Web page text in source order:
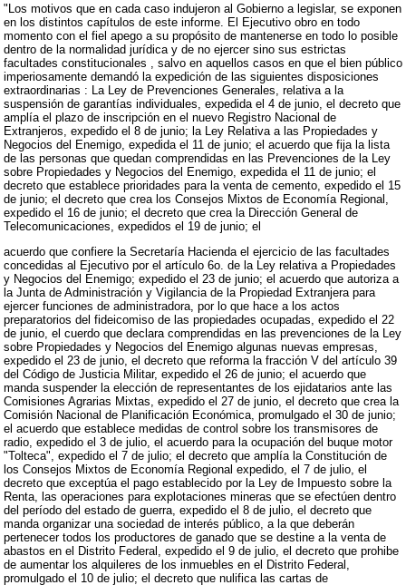
"Los motivos que en cada caso indujeron al Gobierno a legislar, se exponen
en los distintos capítulos de este informe. El Ejecutivo obro en todo
momento con el fiel apego a su propósito de mantenerse en todo lo posible
dentro de la normalidad jurídica y de no ejercer sino sus estrictas
facultades constitucionales , salvo en aquellos casos en que el bien público
imperiosamente demandó la expedición de las siguientes disposiciones
extraordinarias : La Ley de Prevenciones Generales, relativa a la
suspensión de garantías individuales, expedida el 4 de junio, el decreto que
amplía el plazo de inscripción en el nuevo Registro Nacional de
Extranjeros, expedido el 8 de junio; la Ley Relativa a las Propiedades y
Negocios del Enemigo, expedida el 11 de junio; el acuerdo que fija la lista
de las personas que quedan comprendidas en las Prevenciones de la Ley
sobre Propiedades y Negocios del Enemigo, expedida el 11 de junio; el
decreto que establece prioridades para la venta de cemento, expedido el 15
de junio; el decreto que crea los Consejos Mixtos de Economía Regional,
expedido el 16 de junio; el decreto que crea la Dirección General de
Telecomunicaciones, expedidos el 19 de junio; el
acuerdo que confiere la Secretaría Hacienda el ejercicio de las facultades
concedidas al Ejecutivo por el artículo 6o. de la Ley relativa a Propiedades
y Negocios del Enemigo; expedido el 23 de junio; el acuerdo que autoriza a
la Junta de Administración y Vigilancia de la Propiedad Extranjera para
ejercer funciones de administradora, por lo que hace a los actos
preparatorios del fideicomiso de las propiedades ocupadas, expedido el 22
de junio, el cuerdo que declara comprendidas en las prevenciones de la Ley
sobre Propiedades y Negocios del Enemigo algunas nuevas empresas,
expedido el 23 de junio, el decreto que reforma la fracción V del artículo 39
del Código de Justicia Militar, expedido el 26 de junio; el acuerdo que
manda suspender la elección de representantes de los ejidatarios ante las
Comisiones Agrarias Mixtas, expedido el 27 de junio, el decreto que crea la
Comisión Nacional de Planificación Económica, promulgado el 30 de junio;
el acuerdo que establece medidas de control sobre los transmisores de
radio, expedido el 3 de julio, el acuerdo para la ocupación del buque motor
"Tolteca", expedido el 7 de julio; el decreto que amplía la Constitución de
los Consejos Mixtos de Economía Regional expedido, el 7 de julio, el
decreto que exceptúa el pago establecido por la Ley de Impuesto sobre la
Renta, las operaciones para explotaciones mineras que se efectúen dentro
del período del estado de guerra, expedido el 8 de julio, el decreto que
manda organizar una sociedad de interés público, a la que deberán
pertenecer todos los productores de ganado que se destine a la venta de
abastos en el Distrito Federal, expedido el 9 de julio, el decreto que prohibe
de aumentar los alquileres de los inmuebles en el Distrito Federal,
promulgado el 10 de julio; el decreto que nulifica las cartas de